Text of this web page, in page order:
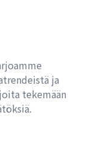
ja
tekemään